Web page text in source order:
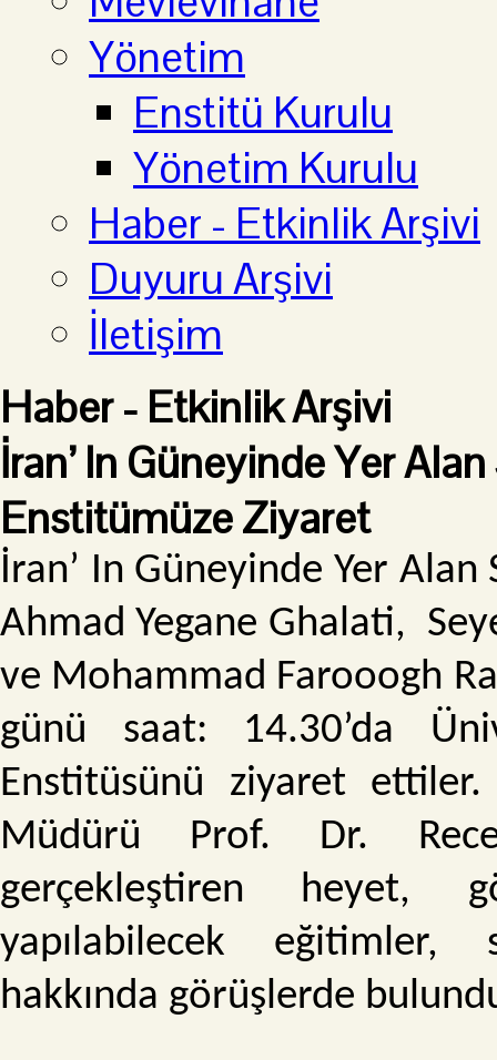
Yönetim
Enstitü Kurulu
Yönetim Kurulu
Haber - Etkinlik Arşivi
Duyuru Arşivi
İletişim
Haber - Etkinlik Arşivi
İran’ In Güneyinde Yer
Enstitümüze Ziyaret
İran’ In Güneyinde Yer
Ahmad Yegane Ghalati,
ve Mohammad Farooogh
günü saat: 14.30’da
Enstitüsünü ziyaret
Müdürü Prof. Dr.
gerçekleştiren heyet,
yapılabilecek eğitimler,
hakkında görüşlerde